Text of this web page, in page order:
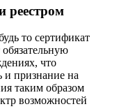
реестром
то сертификат
что
и признание на
таким образом
возможностей